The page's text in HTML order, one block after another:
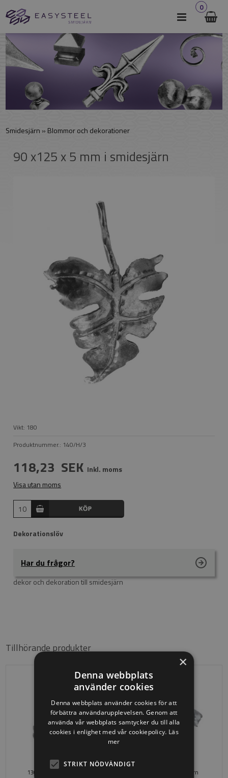
0
Smidesjärn » Blommor och dekorationer
90 x125 x 5 mm i smidesjärn
Vikt: 180
Produktnummer.: 140/H/3
118,23 SEK Inkl. moms
Visa utan moms
Dekorationslöv
Har du frågor?
dekor och dekoration till smidesjärn
Tillhörande produkter
130 x 270 mm i smidesjärn 90 x 170 mm i smidesjärn
×
Denna webbplats
använder cookies
Denna webbplats använder cookies för att
förbättra användarupplevelsen. Genom att
använda vår webbplats samtycker du till alla
cookies i enlighet med vår cookiepolicy. Läs
mer
STRIKT NÖDVÄNDIGT